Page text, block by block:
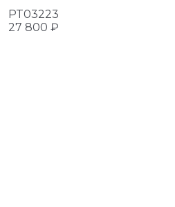
PT03223
27 800 ₽